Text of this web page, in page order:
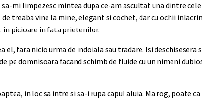
sa-mi limpezesc mintea dupa ce-am ascultat una dintre
treaba vine la mine, elegant si cochet, dar cu ochii
in picioare in fata prietenilor.
fara nicio urma de indoiala sau tradare. Isi deschisesera
pe domnisoara facand schimb de fluide cu un nimeni
in loc sa intre si sa-i rupa capul aluia. Ma rog, poate